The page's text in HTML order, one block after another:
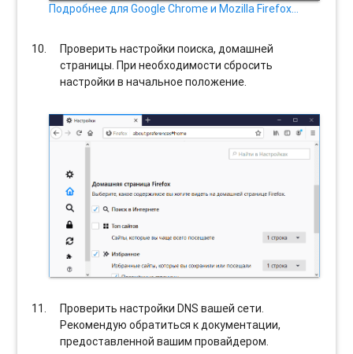
Подробнее для Google Chrome и Mozilla Firefox…
Проверить настройки поиска, домашней
страницы. При необходимости сбросить
настройки в начальное положение.
Проверить настройки DNS вашей сети.
Рекомендую обратиться к документации,
предоставленной вашим провайдером.